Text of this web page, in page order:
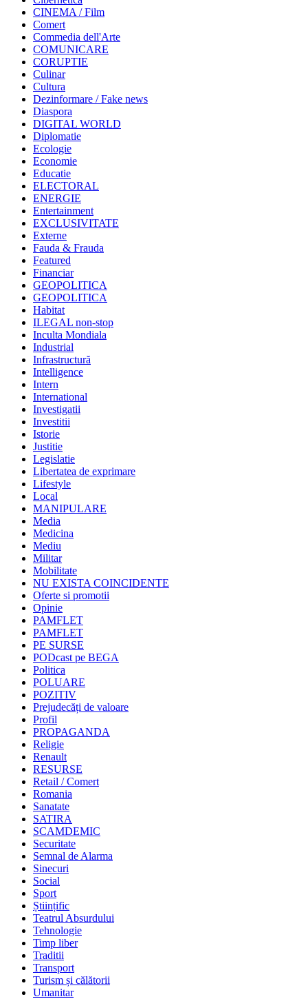
CINEMA / Film
Comert
Commedia dell'Arte
COMUNICARE
CORUPTIE
Culinar
Cultura
Dezinformare / Fake news
Diaspora
DIGITAL WORLD
Diplomatie
Ecologie
Economie
Educatie
ELECTORAL
ENERGIE
Entertainment
EXCLUSIVITATE
Externe
Fauda & Frauda
Featured
Financiar
GEOPOLITICA
GEOPOLITICA
Habitat
ILEGAL non-stop
Inculta Mondiala
Industrial
Infrastructură
Intelligence
Intern
International
Investigatii
Investitii
Istorie
Justitie
Legislatie
Libertatea de exprimare
Lifestyle
Local
MANIPULARE
Media
Medicina
Mediu
Militar
Mobilitate
NU EXISTA COINCIDENTE
Oferte si promotii
Opinie
PAMFLET
PAMFLET
PE SURSE
PODcast pe BEGA
Politica
POLUARE
POZITIV
Prejudecăți de valoare
Profil
PROPAGANDA
Religie
Renault
RESURSE
Retail / Comert
Romania
Sanatate
SATIRA
SCAMDEMIC
Securitate
Semnal de Alarma
Sinecuri
Social
Sport
Științific
Teatrul Absurdului
Tehnologie
Timp liber
Traditii
Transport
Turism și călătorii
Umanitar